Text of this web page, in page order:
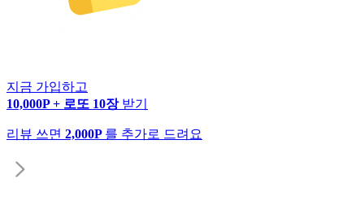
지금 가입하고
10,000P + 로또 10장 받기
리뷰 쓰면 2,000P 를 추가로 드려요